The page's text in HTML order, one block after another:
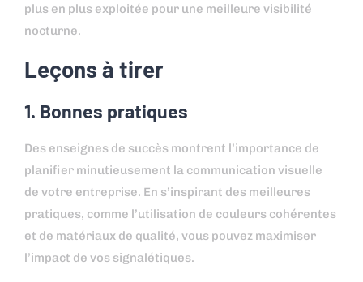
plus en plus exploitée pour une meilleure visibilité
nocturne.
Leçons à tirer
1. Bonnes pratiques
Des enseignes de succès montrent l’importance de
planifier minutieusement la communication visuelle
de votre entreprise. En s’inspirant des meilleures
pratiques, comme l’utilisation de couleurs cohérentes
et de matériaux de qualité, vous pouvez maximiser
l’impact de vos signalétiques.